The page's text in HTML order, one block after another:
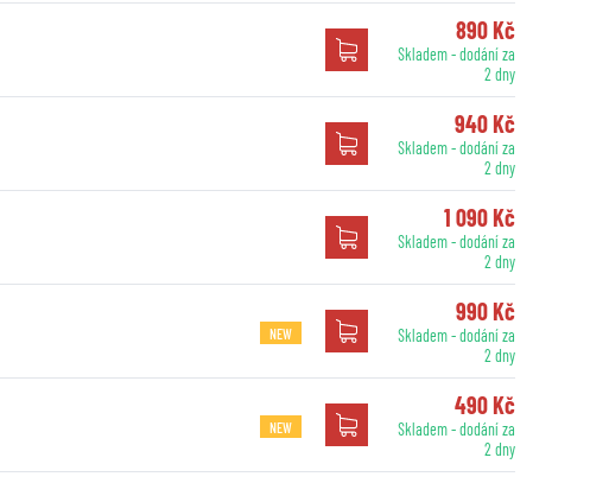
890 Kč
Skladem - dodání za
2 dny
940 Kč
Skladem - dodání za
2 dny
1 090 Kč
Skladem - dodání za
2 dny
NEW
990 Kč
Skladem - dodání za
2 dny
NEW
490 Kč
Skladem - dodání za
2 dny